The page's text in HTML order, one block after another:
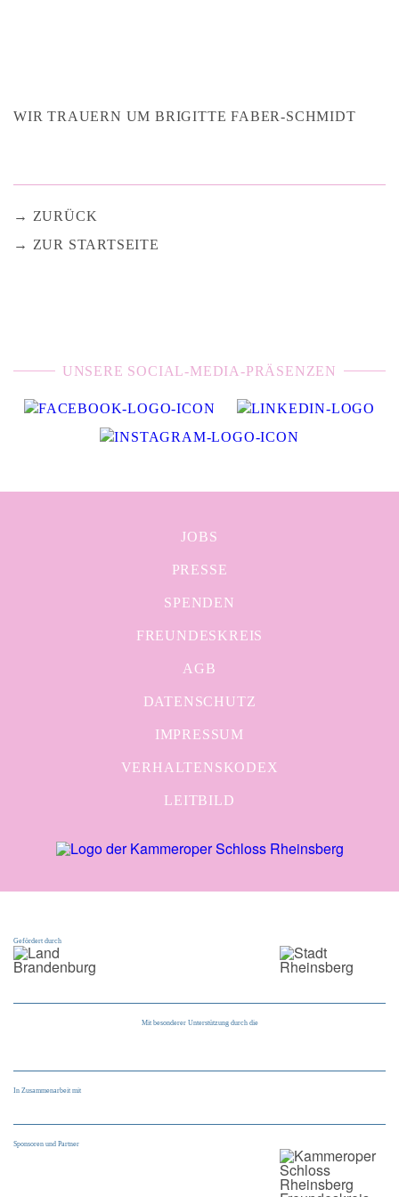
WIR TRAUERN UM BRIGITTE FABER-SCHMIDT
ZURÜCK
ZUR STARTSEITE
UNSERE SOCIAL-MEDIA-PRÄSENZEN
JOBS
PRESSE
SPENDEN
FREUNDESKREIS
AGB
DATENSCHUTZ
IMPRESSUM
VERHALTENSKODEX
LEITBILD
Gefördert durch
Mit besonderer Unterstützung durch die
In Zusammenarbeit mit
Sponsoren und Partner